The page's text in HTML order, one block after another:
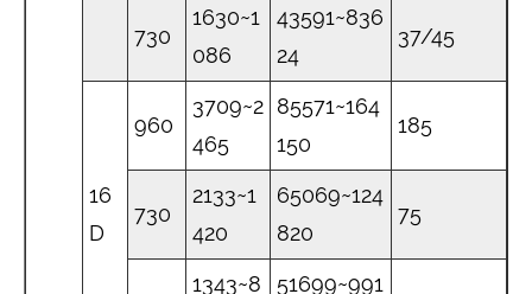
730
1630~1
086
43591~836
24
37/45
16
D
960
3709~2
465
85571~164
150
185
730
2133~1
420
65069~124
820
75
1343~8
51699~991